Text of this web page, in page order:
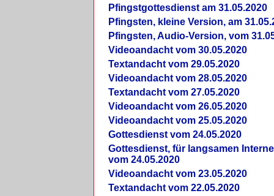
Pfingstgottesdienst am 31.05.2020
Pfingsten, kleine Version, am
Pfingsten, Audio-Version, vom
Videoandacht vom 30.05.2020
Textandacht vom 29.05.2020
Videoandacht vom 28.05.2020
Textandacht vom 27.05.2020
Videoandacht vom 26.05.2020
Videoandacht vom 25.05.2020
Gottesdienst vom 24.05.2020
Gottesdienst, für langsamen
vom 24.05.2020
Videoandacht vom 23.05.2020
Textandacht vom 22.05.2020